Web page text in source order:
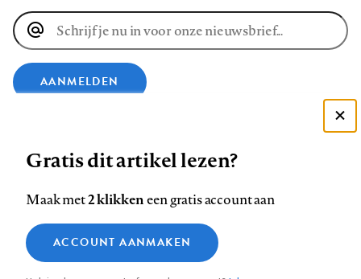
E-
mailadres
AANMELDEN
op
Facebook
op
LinkedIn
op
Bluesky
ons
op
InstagramYouTube
Footer
Contact Colofon Disclaimer Privacy
Medische vragen verdienen
betrouwbare antwoorden
Zie onze cookie policy
Analytische cookies
Gratis dit artikel lezen?
Maak met2 klikkeneen gratis account aan
ACCOUNT AANMAKEN